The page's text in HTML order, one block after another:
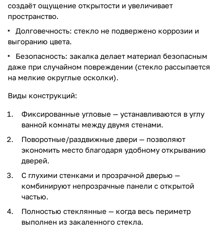
создаёт ощущение открытости и увеличивает
пространство.
Долговечность: стекло не подвержено коррозии и
выгоранию цвета.
Безопасность: закалка делает материал безопасным
даже при случайном повреждении (стекло рассыпается
на мелкие округлые осколки).
Виды конструкций:
Фиксированные угловые — устанавливаются в углу
ванной комнаты между двумя стенами.
Поворотные/раздвижные двери — позволяют
экономить место благодаря удобному открыванию
дверей.
С глухими стенками и прозрачной дверью —
комбинируют непрозрачные панели с открытой
частью.
Полностью стеклянные — когда весь периметр
выполнен из закаленного стекла.